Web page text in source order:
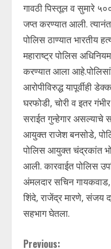
गावठी पिस्तूल व सुमारे
जप्त करण्यात आली.
पोलिस ठाण्यात भारतीय
महाराष्ट्र पोलिस
करण्यात आला
आरोपीविरुद्ध यापूर्वीही
घरफोडी, चोरी व इतर
सराईत गुन्हेगार असल्याचे
आयुक्त राजेश बनसोडे,
पोलिस आयुक्त चंद्रकांत
आली. कारवाईत पोलिस
अंमलदार सचिन गायकवाड,
शिंदे, राजेंद्र मारणे, संजय
सहभाग घेतला.
Previous: